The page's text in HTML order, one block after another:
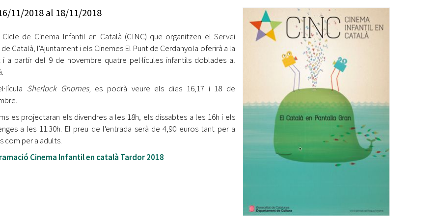
Ètica i Integritat
Retiment de Comptes
Accés a Informació Pública
Dades Obertes
Catàleg de Serveis i Tràmits
jove 2026
Cerdanyola opta a més de 5 milions d'euros del Pla de
Barris per transformar les Fontetes, Quatre Cantons i
l'entorn de l'avinguda Catalunya
tret de sortida al festival
l'eclipsi solar
Entitats
Equipaments
Mercats Municipals
Webs Municipals
11/2018al 18/11/2018
Cicle de Cinema Infantil en Català (CINC) que organitzen el Servei
Català, l'Ajuntament i els Cinemes El Punt de Cerdanyola oferirà a la
i a partir del 9 de novembre quatre pel·lícules infantils doblades al
Sherlock Gnomes, es podrà veure els dies 16,17 i 18 de
es projectaran els divendres a les 18h, els dissabtes a les 16h i els
a les 11:30h. El preu de l'entrada serà de 4,90 euros tant per a
com per a adults.
Cinema Infantil en català Tardor 2018